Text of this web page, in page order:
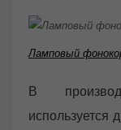
Ламповый
В
используется